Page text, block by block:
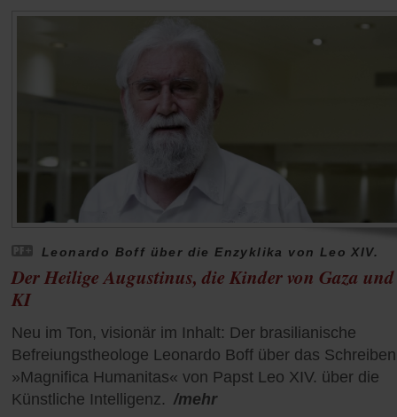
Leonardo Boff über die Enzyklika von Leo XIV.
Der Heilige Augustinus, die Kinder von Gaza
KI
Neu im Ton, visionär im Inhalt: Der brasilianische
Befreiungstheologe Leonardo Boff über das Schreiben
»Magnifica Humanitas« von Papst Leo XIV. über die
Künstliche Intelligenz. /mehr